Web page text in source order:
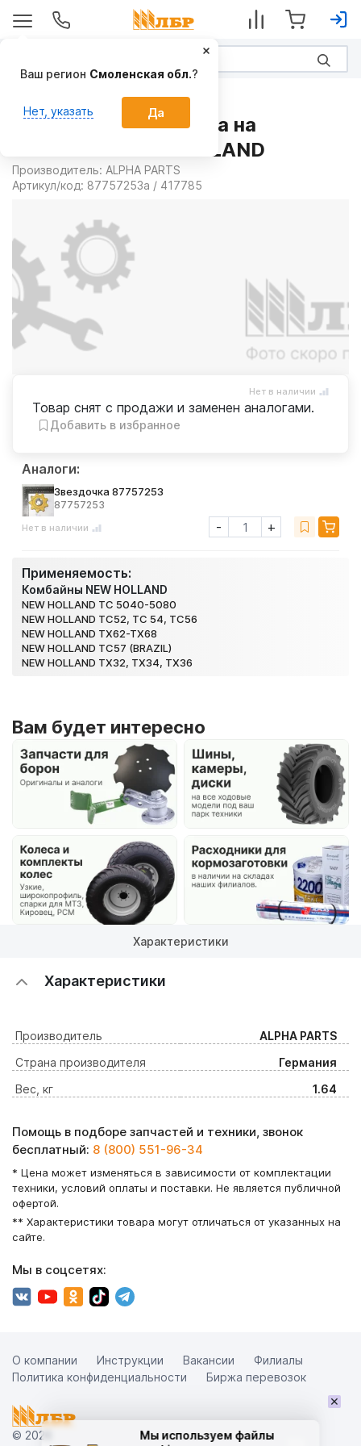
Звездочка 87757253a на
Комбайны NEW HOLLAND
Производитель: ALPHA PARTS
Артикул/код: 87757253a / 417785
Аналоги:
Звездочка 87757253
87757253
Нет в наличии - +
Применяемость:
Комбайны NEW HOLLAND
NEW HOLLAND TC 5040-5080
NEW HOLLAND TC52, TC 54, TC56
NEW HOLLAND TX62-TX68
NEW HOLLAND TC57 (BRAZIL)
NEW HOLLAND TX32, TX34, TX36
Нет в наличии
Товар снят с продажи и заменен аналогами.
Добавить в избранное
Вам будет интересно
Характеристики
Характеристики
Производитель
ALPHA PARTS
Страна производителя
Германия
Вес, кг
1.64
Мы используем файлы
Помощь в подборе запчастей и техники, звонок
бесплатный: 8 (800) 551-96-34
* Цена может изменяться в зависимости от комплектации
техники, условий оплаты и поставки. Не является публичной
офертой.
** Характеристики товара могут отличаться от указанных на
сайте.
Мы в соцсетях:
© 2026
О компании Инструкции Вакансии
Филиалы
Политика конфиденциальности
Биржа перевозок
×
Ваш регион Смоленская обл.?
Нет, указать Да